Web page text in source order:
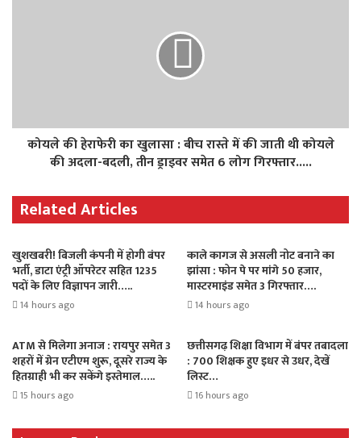
कोयले की हेराफेरी का खुलासा : बीच रास्ते में की जाती थी कोयले
की अदला-बदली, तीन ड्राइवर समेत 6 लोग गिरफ्तार.....
Related Articles
खुशखबरी! बिजली कंपनी में होगी बंपर
भर्ती, डाटा एंट्री ऑपरेटर सहित 1235
पदों के लिए विज्ञापन जारी…..
14 hours ago
काले कागज से असली नोट बनाने का
झांसा : फोन पे पर मांगे 50 हजार,
मास्टरमाइंड समेत 3 गिरफ्तार….
14 hours ago
ATM से मिलेगा अनाज : रायपुर समेत 3
शहरों में ग्रेन एटीएम शुरू, दूसरे राज्य के
हितग्राही भी कर सकेंगे इस्तेमाल…..
15 hours ago
छत्तीसगढ़ शिक्षा विभाग में बंपर तबादला
: 700 शिक्षक हुए इधर से उधर, देखें
लिस्ट…
16 hours ago